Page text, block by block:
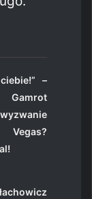
–
Gamrot